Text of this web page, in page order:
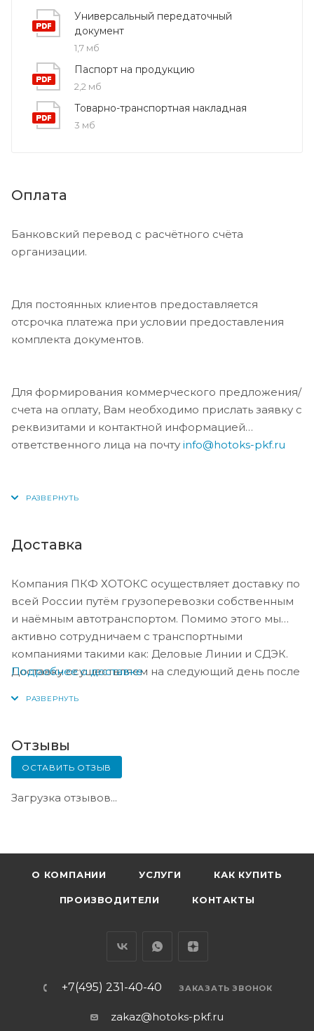
Универсальный передаточный
документ
1,7 мб
Паспорт на продукцию
2,2 мб
Товарно-транспортная накладная
3 мб
Оплата
Банковский перевод с расчётного счёта
организации.
Для постоянных клиентов предоставляется
отсрочка платежа при условии предоставления
комплекта документов.
Для формирования коммерческого предложения/
счета на оплату, Вам необходимо прислать заявку с
реквизитами и контактной информацией
ответственного лица на почту info@hotoks-pkf.ru
Доставка
Компания ПКФ ХОТОКС осуществляет доставку по
всей России путём грузоперевозки собственным
и наёмным автотранспортом. Помимо этого мы
активно сотрудничаем с транспортными
компаниями такими как: Деловые Линии и СДЭК.
Доставку осуществляем на следующий день после
Подробнее о доставке
Отзывы
ОСТАВИТЬ ОТЗЫВ
Загрузка отзывов...
О КОМПАНИИ УСЛУГИ КАК КУПИТЬ
ПРОИЗВОДИТЕЛИ КОНТАКТЫ
+7(495) 231-40-40 ЗАКАЗАТЬ ЗВОНОК
zakaz@hotoks-pkf.ru